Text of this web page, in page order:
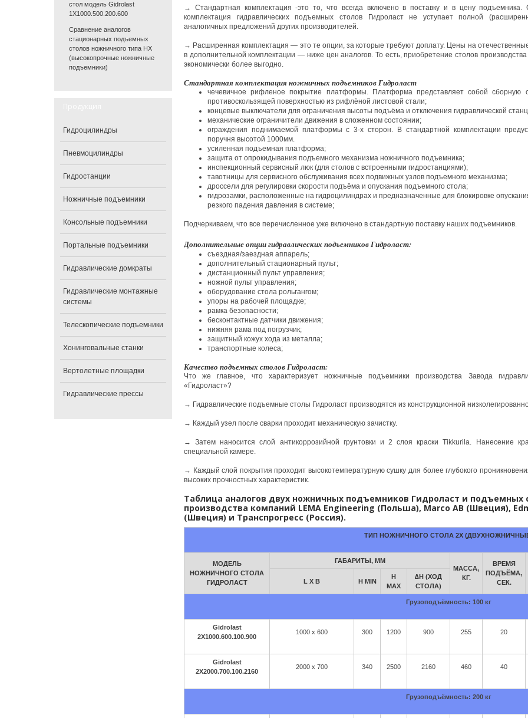
→ Стандартная комплектация -это то, что всегда включено в поставку и в цену подъемника.
комплектация гидравлических подъемных столов Гидроласт не уступает полной
аналогичных предложений других производителей.
→ Расширенная комплектация — это те опции, за которые требуют доплату. Цены на
в дополнительной комплектации — ниже цен аналогов. То есть, приобретение столов
экономически более выгодно.
Стандартная комплектация ножничных подъемников Гидроласт
чечевичное рифленое покрытие платформы. Платформа представляет собой сборную
противоскользящей поверхностью из рифлёной листовой стали;
концевые выключатели для ограничения высоты подъёма и отключения гидравлической
механические ограничители движения в сложенном состоянии;
ограждения поднимаемой платформы с 3-х сторон. В стандартной комплектации
поручня высотой 1000мм.
усиленная подъемная платформа;
защита от опрокидывания подъемного механизма ножничного подъемника;
инспекционный сервисный люк (для столов с встроенными гидростанциями);
тавотницы для сервисного обслуживания всех подвижных узлов подъемного механизма;
дроссели для регулировки скорости подъёма и опускания подъемного стола;
гидрозамки, расположенные на гидроцилиндрах и предназначенные для блокировке
резкого падения давления в системе;
Подчеркиваем, что все перечисленное уже включено в стандартную поставку наших подъемников.
Дополнительные опции гидравлических подъемников Гидроласт:
съездная/заездная аппарель;
дополнительный стационарный пульт;
дистанционный пульт управления;
ножной пульт управления;
оборудование стола рольгангом;
упоры на рабочей площадке;
рамка безопасности;
бесконтактные датчики движения;
нижняя рама под погрузчик;
защитный кожух хода из металла;
транспортные колеса;
Качество подъемных столов Гидроласт:
Что же главное, что характеризует ножничные подъемники производства Завода
«Гидроласт»?
→ Гидравлические подъемные столы Гидроласт производятся из конструкционной
→ Каждый узел после сварки проходит механическую зачистку.
→ Затем наносится слой антикоррозийной грунтовки и 2 слоя краски Tikkurila. Нанесение
специальной камере.
→ Каждый слой покрытия проходит высокотемпературную сушку для более глубокого
высоких прочностных характеристик.
Таблица аналогов двух ножничных подъемников Гидроласт и подъемных
производства компаний LEMA Engineering (Польша), Marco AB (Швеция),
(Швеция) и Транспрогресс (Россия).
ТИП НОЖНИЧНОГО СТОЛА 2X
МОДЕЛЬ
НОЖНИЧНОГО СТОЛА
ГИДРОЛАСТ
ГАБАРИТЫ, ММ
МАССА,
КГ.
ВРЕМЯ
ПОДЪЁМА,
СЕК.
L X B
H MIN
H
MAX
∆H (ХОД
СТОЛА)
Грузоподъёмность: 100 кг
Gidrolast
2X1000.600.100.900
1000 х 600 300 1200 900 255 20
Gidrolast
2X2000.700.100.2160
2000 х 700 340 2500 2160 460 40
Грузоподъёмность: 200 кг
стол модель Gidrolast
1X1000.500.200.600
Сравнение аналогов
стационарных подъемных
столов ножничного типа HX
(высокопрочные ножничные
подъемники)
Гидроцилиндры
Пневмоцилиндры
Гидростанции
Ножничные подъемники
Консольные подъемники
Портальные подъемники
Гидравлические домкраты
Гидравлические монтажные
системы
Телескопические подъемники
Хонинговальные станки
Вертолетные площадки
Гидравлические прессы